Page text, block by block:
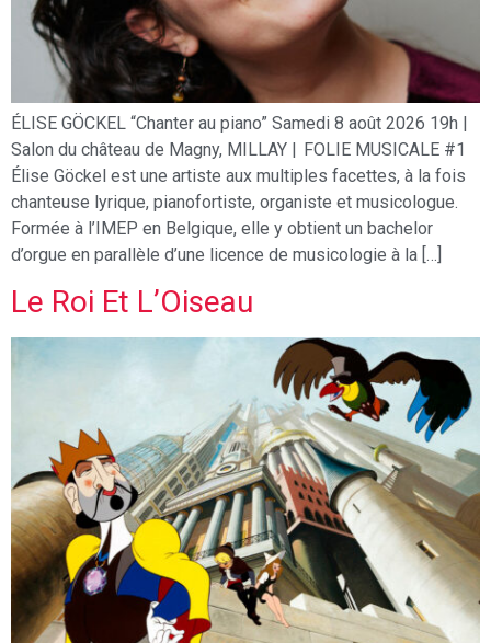
ÉLISE GÖCKEL “Chanter au piano” Samedi 8 août 2026 19h |
Salon du château de Magny, MILLAY | FOLIE MUSICALE #1
Élise Göckel est une artiste aux multiples facettes, à la fois
chanteuse lyrique, pianofortiste, organiste et musicologue.
Formée à l’IMEP en Belgique, elle y obtient un bachelor
d’orgue en parallèle d’une licence de musicologie à la […]
Le Roi Et L’Oiseau